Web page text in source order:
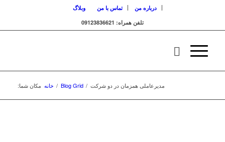
درباره من تماس با من
وبلاگ
تلفن همراه: 09123836621
مکان شما: خانه / Blog Grid / مدیرعاملی همزمان در دو شرکت